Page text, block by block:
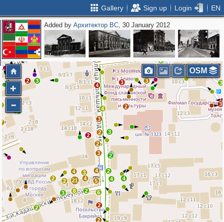
Gallery Sign up Login EN
Added byАрхитектор ВС, 30 January 2012
2
2
3
2
3
2
2
2
3
4
3
4 3
2
3
3
3
3
2 2
3
5
2 2
3
3
2
2
4
8 2
2
2
4
6
5
4
4
3
4
2
21
3
2
7
2
OSM